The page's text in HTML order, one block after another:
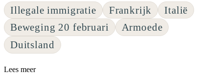
Illegale immigratie Frankrijk
Italië
Beweging 20 februari
Armoede
Duitsland
Lees meer